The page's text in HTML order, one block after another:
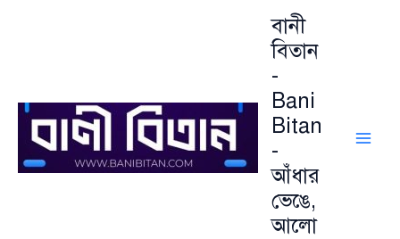
বানী
বিতান
-
Bani
Bitan
-
আঁধার
ভেঙে,
আলো